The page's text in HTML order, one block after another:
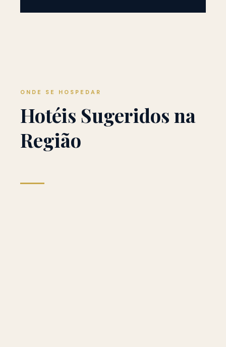
ONDE SE HOSPEDAR
Hotéis Sugeridos na
Região